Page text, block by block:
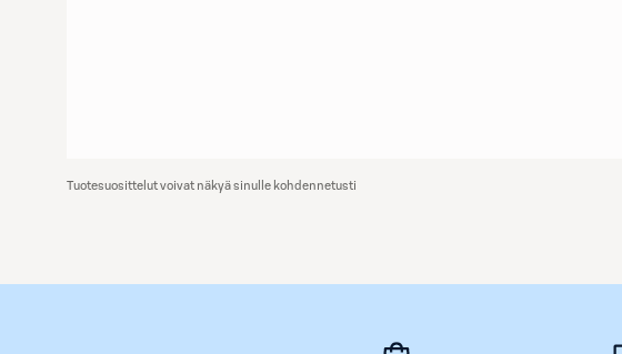
Tuotesuosittelut voivat näkyä sinulle kohdennetusti